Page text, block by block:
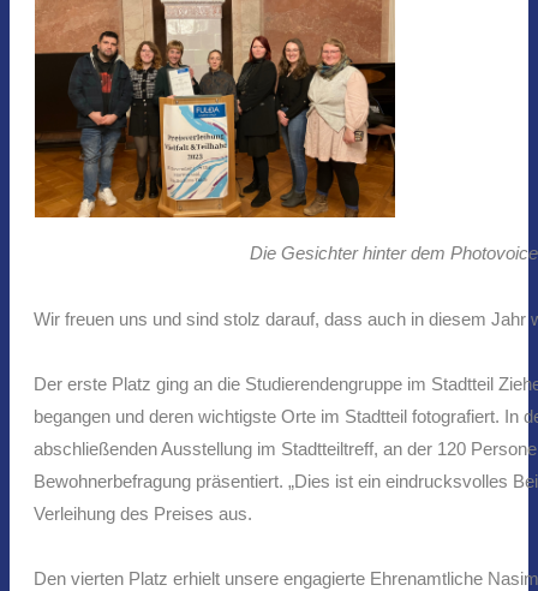
Die Gesichter hinter dem
Wir freuen uns und sind stolz darauf, dass auch in diesem Jahr
Der erste Platz ging an die Studierendengruppe im Stadtteil
begangen und deren wichtigste Orte im Stadtteil fotografiert. In
abschließenden Ausstellung im Stadtteiltreff, an der 120
Bewohnerbefragung präsentiert. „Dies ist ein eindrucksvolles
Verleihung des Preises aus.
Den vierten Platz erhielt unsere engagierte Ehrenamtliche